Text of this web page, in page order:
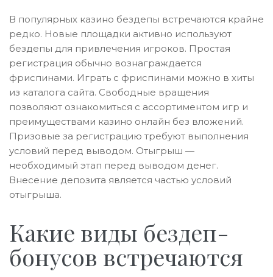
В популярных казино бездепы встречаются крайне
редко. Новые площадки активно используют
бездепы для привлечения игроков. Простая
регистрация обычно вознаграждается
фриспинами. Играть с фриспинами можно в хиты
из каталога сайта. Свободные вращения
позволяют ознакомиться с ассортиментом игр и
преимуществами казино онлайн без вложений.
Призовые за регистрацию требуют выполнения
условий перед выводом. Отыгрыш —
необходимый этап перед выводом денег.
Внесение депозита является частью условий
отыгрыша.
Какие виды бездеп-
бонусов встречаются